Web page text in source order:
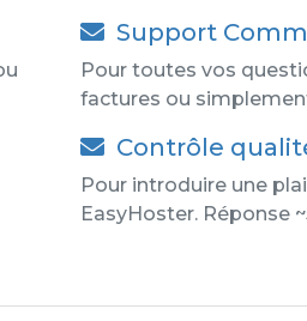
Support
Pour toutes vos
factures ou
Contrôle
Pour introduire une
EasyHoster. Réponse